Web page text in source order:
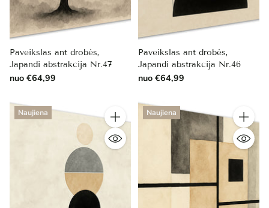
Paveikslas ant drobės,
Japandi abstrakcija Nr.47
nuo €64,99
Paveikslas ant drobės,
Japandi abstrakcija Nr.46
nuo €64,99
Naujiena
Kiekis
Naujiena
Kiekis